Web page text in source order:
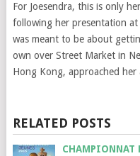
For Joesendra, this is only
following her presentation
was meant to be about
own over Street Market in
Hong Kong, approached her
RELATED POSTS
CHAMPIONNAT